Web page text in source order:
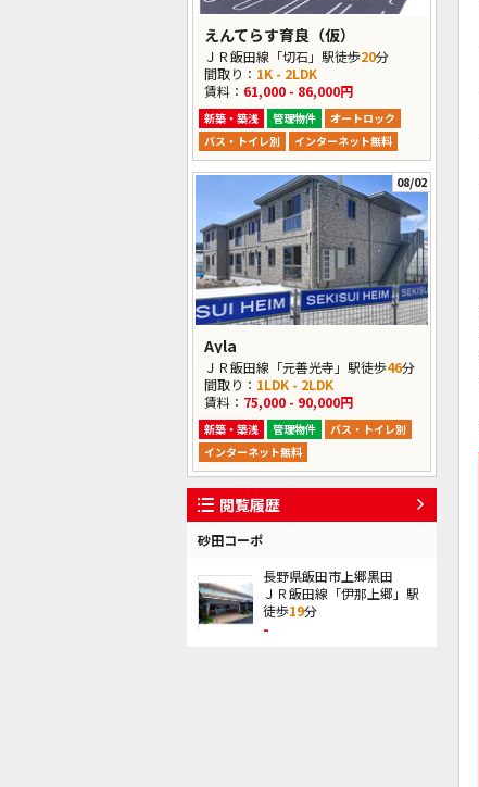
えんてらす育良（仮）
ＪＲ飯田線「切石」駅徒歩20分
間取り： 1K - 2LDK
賃料： 61,000 - 86,000円
新築・築浅 管理物件
オートロック
バス・トイレ別
インターネット無料
08/02
Ayla
ＪＲ飯田線「元善光寺」駅徒歩46分
間取り： 1LDK - 2LDK
賃料： 75,000 - 90,000円
新築・築浅 管理物件
バス・トイレ別
インターネット無料
閲覧履歴
砂田コーポ
長野県飯田市上郷黒田
ＪＲ飯田線「伊那上郷」駅
徒歩19分
-